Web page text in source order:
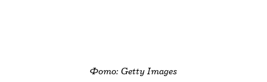
Фото: Getty Images